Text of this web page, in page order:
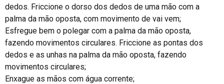
dedos. Friccione o dorso dos dedos de uma mão com a
palma da mão oposta, com movimento de vai vem;
Esfregue bem o polegar com a palma da mão oposta,
fazendo movimentos circulares. Friccione as pontas dos
dedos e as unhas na palma da mão oposta, fazendo
movimentos circulares;
Enxague as mãos com água corrente;